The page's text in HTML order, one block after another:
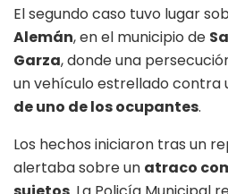
El segundo caso tuvo lugar
Alemán, en el municipio de
Garza, donde una
un vehículo estrellado contra
de uno de los ocupantes.
Los hechos iniciaron tras un
alertaba sobre un atraco